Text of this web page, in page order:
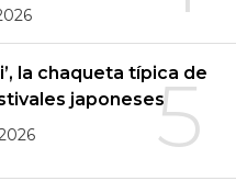
5
la chaqueta típica de
japoneses